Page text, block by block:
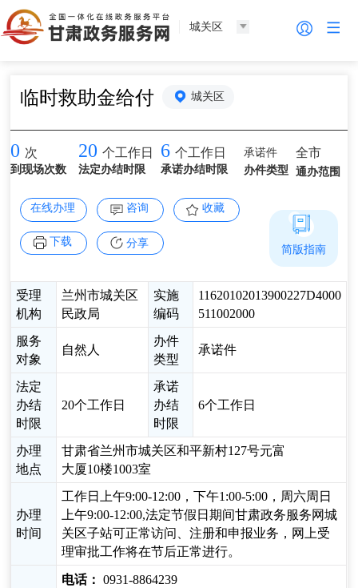
城关区
临时救助金给付 城关区
0 次
到现场次数
20 个工作日
法定办结时限
6 个工作日
承诺办结时限
承诺件
办件类型
全市
通办范围
在线办理 咨询 收藏
下载 分享
受理
机构
兰州市城关区
民政局
实施
编码
11620102013900227D4000
511002000
服务
对象
自然人
办件
类型
承诺件
法定
办结
时限
20个工作日
承诺
办结
时限
6个工作日
办理
地点
甘肃省兰州市城关区和平新村127号元富
大厦10楼1003室
办理
时间
工作日上午9:00-12:00，下午1:00-5:00，周六周日
上午9:00-12:00,法定节假日期间甘肃政务服务网城
关区子站可正常访问、注册和申报业务，网上受
理审批工作将在节后正常进行。
电话： 0931-8864239
简版指南